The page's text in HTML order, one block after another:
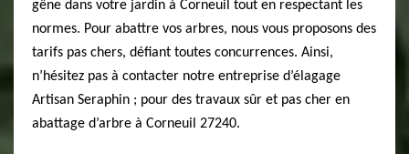
gêne dans votre jardin à Corneuil tout en respectant les
normes. Pour abattre vos arbres, nous vous proposons des
tarifs pas chers, défiant toutes concurrences. Ainsi,
n’hésitez pas à contacter notre entreprise d’élagage
Artisan Seraphin ; pour des travaux sûr et pas cher en
abattage d’arbre à Corneuil 27240.